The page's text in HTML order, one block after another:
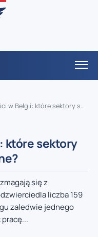
które sektory są najbardziej zagrożone?
które sektory
się z
liczba 159
zaledwie jednego